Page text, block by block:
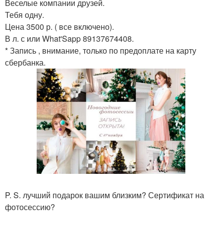
Веселые компании друзей.
Тебя одну.
Цена 3500 р. ( все включено).
В л. с или What'Sapp 89137674408.
* Запись , внимание, только по предоплате на карту
сбербанка.
P. S. лучший подарок вашим близким? Сертификат на
фотосессию?